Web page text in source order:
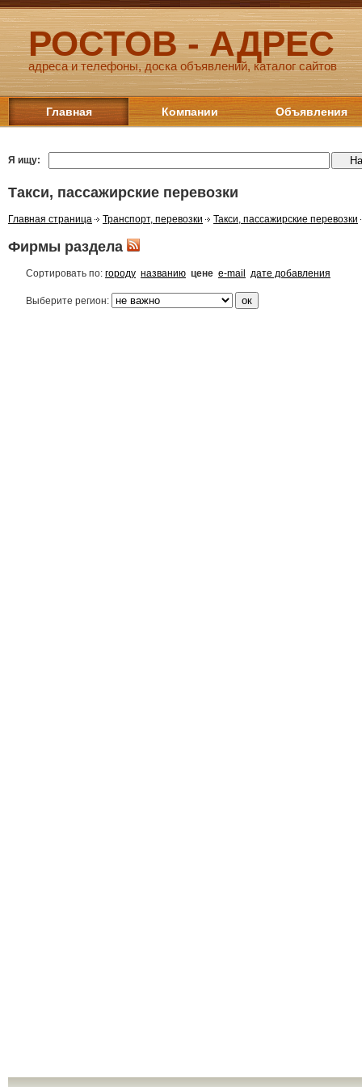
РОСТОВ - АДРЕС
адреса и телефоны, доска объявлений, каталог сайтов
Главная Компании Объявления
Я ищу:
Такси, пассажирские перевозки
Главная страница Транспорт, перевозки Такси, пассажирские перевозки
Фирмы раздела
Сортировать по: городу названию цене e-mail дате добавления
Выберите регион: